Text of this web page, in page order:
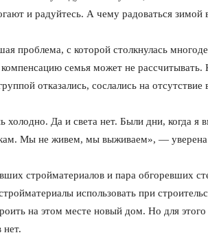
и радуйтесь. А чему радоваться зимой
проблема, с которой столкнулась
компенсацию семья может не
отказались, сослались на отсутствие
холодно. Да и света нет. Были дни, когда я
Мы не живем, мы выживаем», — уверена
стройматериалов и пара обгоревших
использовать при
на этом месте новый дом. Но для
нет.